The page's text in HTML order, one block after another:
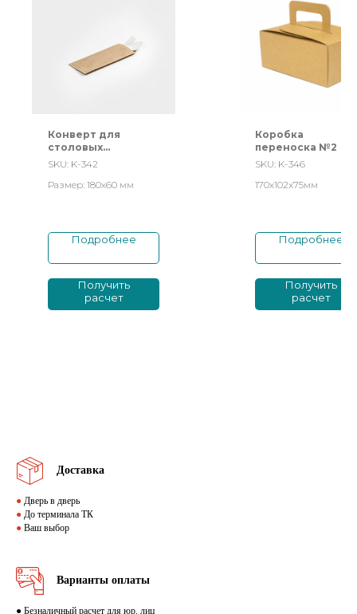
Конверт для
столовых
приборов
SKU: K-342
Размер: 180х60 мм
Подробнее
Получить
расчет
Коробка
переноска №2
SKU: K-346
170х102х75мм
Подробнее
Получить
расчет
Доставка
● Дверь в дверь
● До терминала ТК
● Ваш выбор
Варианты оплаты
● Безналичный расчет для юр. лиц